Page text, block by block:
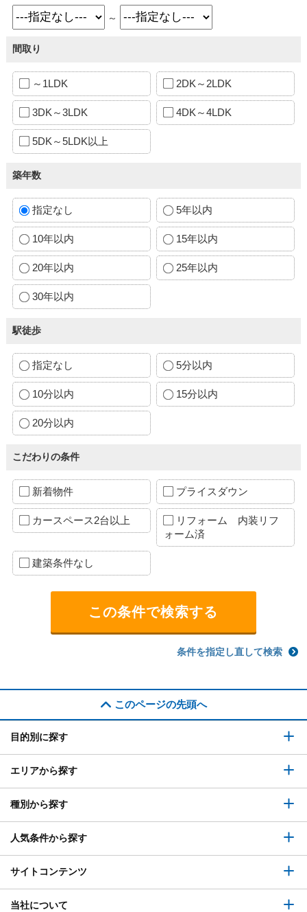
～
間取り
～1LDK 2DK～2LDK
3DK～3LDK 4DK～4LDK
5DK～5LDK以上
築年数
指定なし 5年以内
10年以内 15年以内
20年以内 25年以内
30年以内
駅徒歩
指定なし 5分以内
10分以内 15分以内
20分以内
こだわりの条件
新着物件 プライスダウン
カースペース2台以上
リフォーム 内装リフ
ォーム済
建築条件なし
条件を指定し直して検索
このページの先頭へ
目的別に探す
エリアから探す
種別から探す
人気条件から探す
サイトコンテンツ
当社について